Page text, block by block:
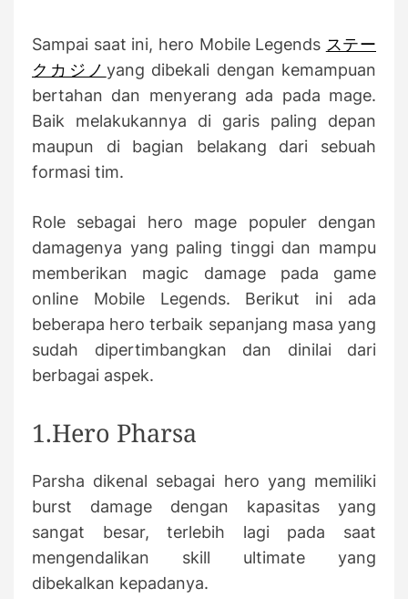
u
t
h
o
r
D
a
t
e
Sampai saat ini, hero Mobile Legends ステー
クカジノ yang dibekali dengan kemampuan
bertahan dan menyerang ada pada mage.
Baik melakukannya di garis paling depan
maupun di bagian belakang dari sebuah
formasi tim.
Role sebagai hero mage populer dengan
damagenya yang paling tinggi dan mampu
memberikan magic damage pada game
online Mobile Legends. Berikut ini ada
beberapa hero terbaik sepanjang masa yang
sudah dipertimbangkan dan dinilai dari
berbagai aspek.
1.Hero Pharsa
Parsha dikenal sebagai hero yang memiliki
burst damage dengan kapasitas yang
sangat besar, terlebih lagi pada saat
mengendalikan skill ultimate yang
dibekalkan kepadanya.